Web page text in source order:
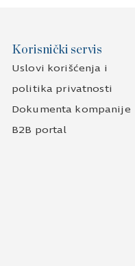
Korisnički servis
Uslovi korišćenja i
politika privatnosti
Dokumenta kompanije
B2B portal